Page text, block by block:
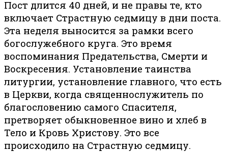
Пост длится 40 дней, и не правы те, кто
включает Страстную седмицу в дни поста.
Эта неделя выносится за рамки всего
богослужебного круга. Это время
воспоминания Предательства, Смерти и
Воскресения. Установление таинства
литургии, установление главного, что есть
в Церкви, когда священнослужитель по
благословению самого Спасителя,
претворяет обыкновенное вино и хлеб в
Тело и Кровь Христову. Это все
происходило на Страстную седмицу.